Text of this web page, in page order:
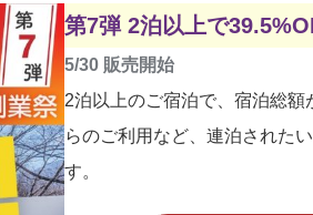
第7弾 2泊以上で
5/30 販売開始
2泊以上のご宿泊で、宿泊総
らのご利用など、連泊された
す。